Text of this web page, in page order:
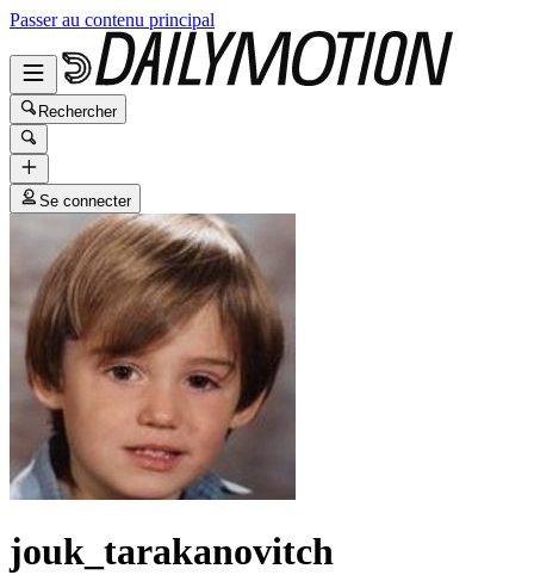
Passer au contenu principal
Rechercher
Se connecter
jouk_tarakanovitch